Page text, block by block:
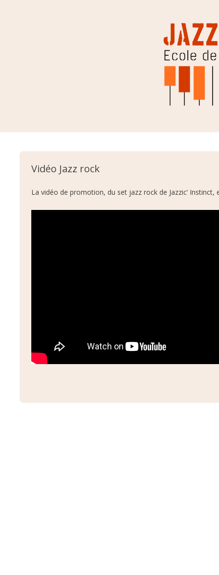
Aller au contenu
Vidéo Jazz rock
La vidéo de promotion, du set jazz rock de Jazzic’ Instinct,